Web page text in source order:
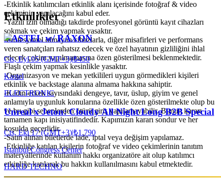
-Etkinlik katılımcıları etkinlik alanı içerisinde fotoğraf & video
çekiminin yapılacağını kabul eder.
-Yazılı izin olmadığı takdirde profesyonel görüntü kayıt cihazları
sokmak ve çekim yapmak yasaktır.
-Profesyonel olmayan cihazlarla, diğer misafirleri ve performans
veren sanatçıları rahatsız edecek ve özel hayatının gizliliğini ihlal
edecek çekim yapılmamasına özen gösterilmesi beklenmektedir.
Flaşlı çekim yapmak kesinlikle yasaktır.
-Organizasyon ve mekan yetkilileri uygun görmedikleri kişileri
etkinlik ve backstage alanına almama hakkına sahiptir.
-Kadın-erkek sayısındaki dengeye, tavır, üslup, giyim ve genel
anlamıyla uygunluk konularına özellikle özen gösterilmekte olup bu
ve bu gibi sebeplerden ötürü giriş yapılamayabilir. Bunun kararı
tamamen kapı inisiyatifindedir. Kapımızın kararı sondur ve her
koşulda geçerlidir.
-Satın alınan biletlerde iade, iptal veya değişim yapılamaz.
-Etkinliğe katılan kişilerin fotoğraf ve video çekimlerinin tanıtım
materyallerinde kullanım hakkı organizatöre ait olup katılımcı
etkinliğe katılarak bu hakkın kullanılmasını kabul etmektedir.
Etkinlikler
KASTEL w/ RAXON
Cts, Eyl 05 (GMT+3)|₺450
Kastel
ELECTRONIC
Unreal x Jeton: Cloudy All Night Long B2B Special
Cts, Eki 17 (GMT+3)|₺1.790
Istanbul Congress Center
HARD TECHNO